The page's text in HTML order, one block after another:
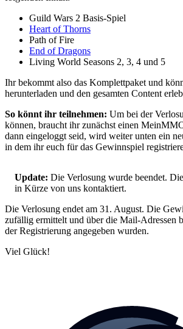
Guild Wars 2 Basis-Spiel
Heart of Thorns
Path of Fire
End of Dragons
Living World Seasons 2, 3, 4 und 5
Ihr bekommt also das Komplettpaket und
herunterladen und den gesamten Content
So könnt ihr teilnehmen: Um bei der
können, braucht ihr zunächst einen
dann eingeloggt seid, wird weiter unten ein
in dem ihr euch für das Gewinnspiel
Update: Die Verlosung wurde beendet.
in Kürze von uns kontaktiert.
Die Verlosung endet am 31. August. Die
zufällig ermittelt und über die Mail-Adressen
der Registrierung angegeben wurden.
Viel Glück!